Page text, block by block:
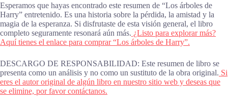
Esperamos que hayas encontrado este resumen de “Los árboles de
Harry” entretenido. Es una historia sobre la pérdida, la amistad y la
magia de la esperanza. Si disfrutaste de esta visión general, el libro
completo seguramente resonará aún más. ¿Listo para explorar más?
Aquí tienes el enlace para comprar “Los árboles de Harry”.
DESCARGO DE RESPONSABILIDAD: Este resumen de libro se
presenta como un análisis y no como un sustituto de la obra original. Si
eres el autor original de algún libro en nuestro sitio web y deseas que
se elimine, por favor contáctanos.